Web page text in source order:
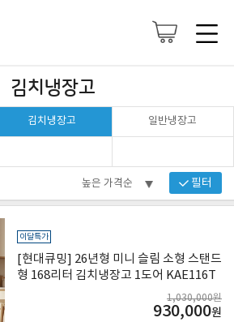
김치냉장고
김치냉장고 일반냉장고
필터
이달특가
[현대큐밍] 26년형 미니 슬림 소형 스탠드
형 168리터 김치냉장고 1도어 KAE116T
1,030,000원
930,000원